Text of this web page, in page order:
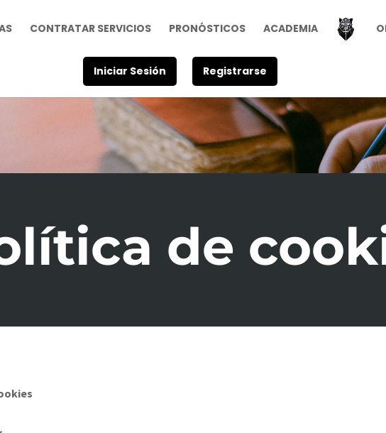
CONTRATAR SERVICIOS PRONÓSTICOS ACADEMIA
Iniciar Sesión Registrarse
de